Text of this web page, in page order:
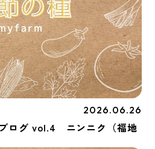
2026.06.26
ログ vol.4 ニンニク（福地